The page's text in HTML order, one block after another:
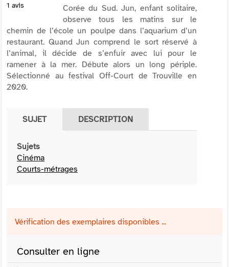
1 avis
Corée du Sud. Jun, enfant solitaire,
observe tous les matins sur le
chemin de l’école un poulpe dans l’aquarium d’un
restaurant. Quand Jun comprend le sort réservé à
l’animal, il décide de s’enfuir avec lui pour le
ramener à la mer. Débute alors un long périple.
Sélectionné au festival Off-Court de Trouville en
2020.
SUJET DESCRIPTION
Sujets
Cinéma
Courts-métrages
Vérification des exemplaires disponibles ...
Consulter en ligne